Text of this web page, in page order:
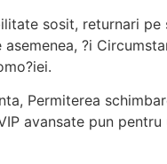
sosit, returnari pe
?i
Permiterea
avansate pun